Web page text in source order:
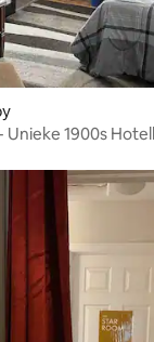
Unieke 1900s